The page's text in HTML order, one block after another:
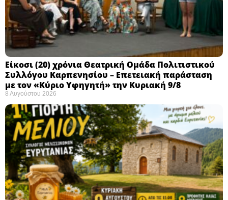
Eίκοσι (20) χρόνια Θεατρική Ομάδα Πολιτιστικού
Συλλόγου Καρπενησίου – Επετειακή παράσταση
με τον «Κύριο Υφηγητή» την Κυριακή 9/8
8 Αυγούστου 2026